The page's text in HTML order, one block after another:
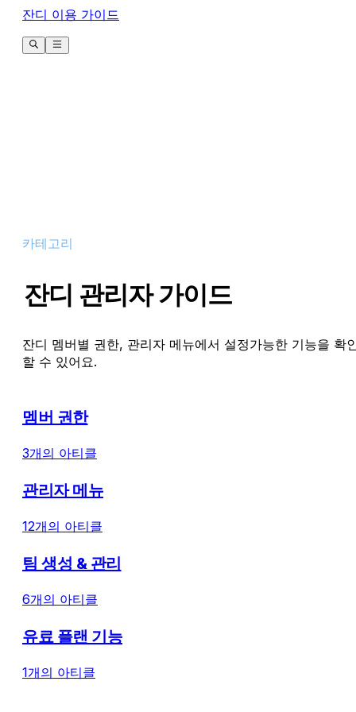
잔디 이용 가이드
카테고리
잔디 관리자 가이드
잔디 멤버별 권한, 관리자 메뉴에서 설정가능한 기능을 확
할 수 있어요.
멤버 권한
3개의 아티클
관리자 메뉴
12개의 아티클
팀 생성 & 관리
6개의 아티클
유료 플랜 기능
1개의 아티클